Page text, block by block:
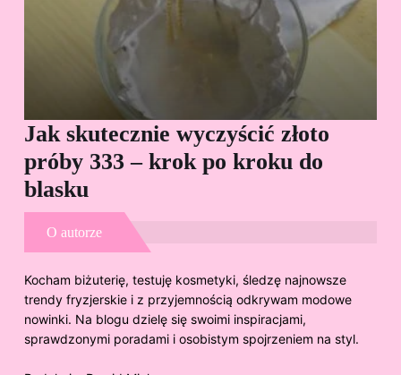
Jak skutecznie wyczyścić złoto
próby 333 – krok po kroku do
blasku
O autorze
Kocham biżuterię, testuję kosmetyki, śledzę najnowsze
trendy fryzjerskie i z przyjemnością odkrywam modowe
nowinki. Na blogu dzielę się swoimi inspiracjami,
sprawdzonymi poradami i osobistym spojrzeniem na styl.